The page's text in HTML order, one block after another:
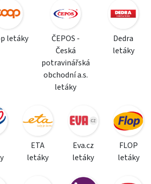
letáky
ČEPOS -
Česká
potravinářská
obchodní a.s.
letáky
Dedra
letáky
ETA
letáky
Eva.cz
letáky
FLOP
letáky